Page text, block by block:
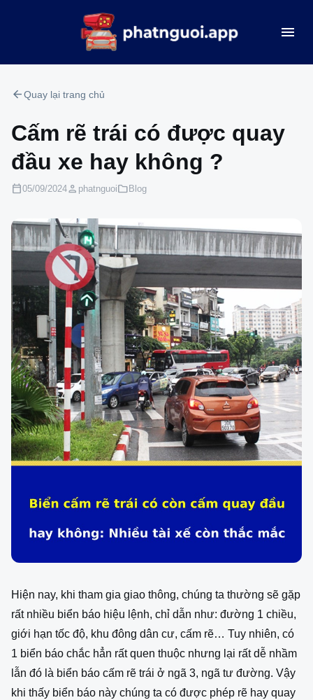
menu
arrow_backQuay lại trang chủ
Cấm rẽ trái có được quay
đầu xe hay không ?
calendar_today05/09/2024person phatnguoifolder Blog
Hiện nay, khi tham gia giao thông, chúng ta thường sẽ gặp
rất nhiều biển báo hiệu lệnh, chỉ dẫn như: đường 1 chiều,
giới hạn tốc độ, khu đông dân cư, cấm rẽ… Tuy nhiên, có
1 biển báo chắc hẳn rất quen thuộc nhưng lại rất dễ nhầm
lẫn đó là biển báo cấm rẽ trái ở ngã 3, ngã tư đường. Vậy
khi thấy biển báo này chúng ta có được phép rẽ hay quay